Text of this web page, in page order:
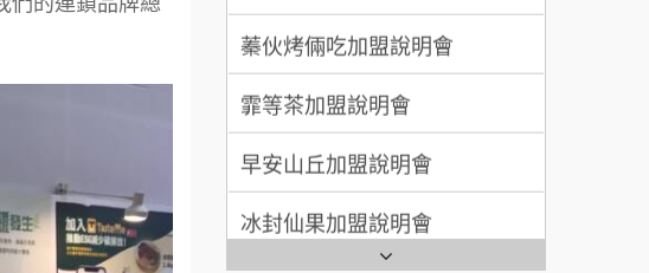
加盟預算 100萬 ~150萬
徐 先生/小姐
加盟預算 50萬~75萬
何 先生/小姐 台南
加盟預算 100萬~300萬
蓁伙烤倆吃加盟說明會
霏等茶加盟說明會
早安山丘加盟說明會
冰封仙果加盟說明會
上宇林加盟說明會
莫尼早餐Morni加盟說明會
手作功夫茶加盟說明會
SHARE TEA歇腳亭加盟說明會
潮味決-湯滷專門店加盟說明會